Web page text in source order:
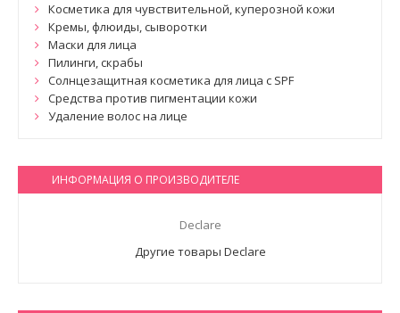
Косметика для чувствительной, куперозной кожи
Кремы, флюиды, сыворотки
Маски для лица
Пилинги, скрабы
Солнцезащитная косметика для лица с SPF
Средства против пигментации кожи
Удаление волос на лице
ИНФОРМАЦИЯ О ПРОИЗВОДИТЕЛЕ
Declare
Другие товары Declare